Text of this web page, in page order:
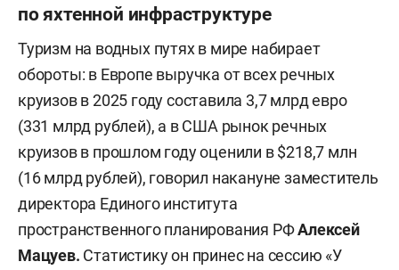
по яхтенной инфраструктуре
Туризм на водных путях в мире набирает
обороты: в Европе выручка от всех речных
круизов в 2025 году составила 3,7 млрд евро
(331 млрд рублей), а в США рынок речных
круизов в прошлом году оценили в $218,7 млн
(16 млрд рублей), говорил накануне заместитель
директора Единого института
пространственного планирования РФАлексей
Мацуев. Статистику он принес на сессию «У